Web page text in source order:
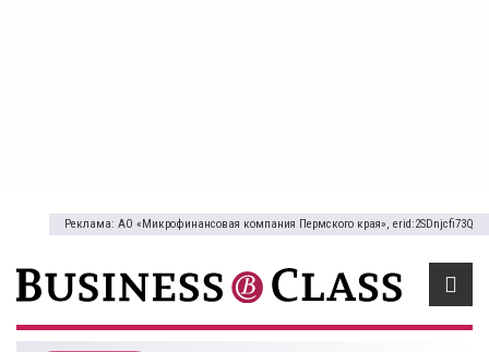
Реклама: АО «Микрофинансовая компания Пермского края», erid:2SDnjcfi73Q